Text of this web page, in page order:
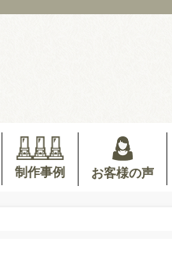
制作事例 お客様の声